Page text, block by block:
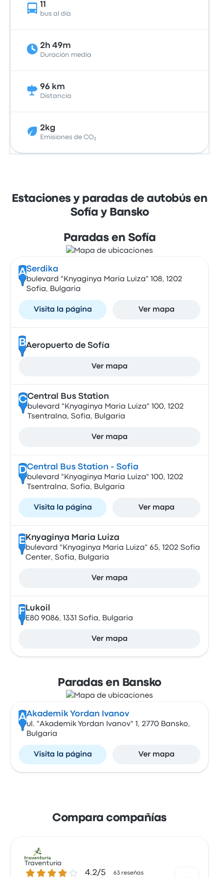
11
bus al día
2h 49m
Duración media
96 km
Distancia
2kg
Emisiones de CO₂
Estaciones y paradas de autobús en
Sofía y Bansko
Paradas en Sofía
ASerdika
bulevard "Knyaginya Maria Luiza" 108, 1202
Sofia, Bulgaria
Visita la página Ver mapa
BAeropuerto de Sofía
Ver mapa
CCentral Bus Station
bulevard "Knyaginya Maria Luiza" 100, 1202
Tsentralna, Sofia, Bulgaria
Ver mapa
DCentral Bus Station - Sofia
bulevard "Knyaginya Maria Luiza" 100, 1202
Tsentralna, Sofia, Bulgaria
Visita la página Ver mapa
E Knyaginya Maria Luiza
bulevard "Knyaginya Maria Luiza" 65, 1202 Sofia
Center, Sofia, Bulgaria
Ver mapa
F Lukoil
E80 9086, 1331 Sofia, Bulgaria
Ver mapa
Paradas en Bansko
AAkademik Yordan Ivanov
ul. "Akademik Yordan Ivanov" 1, 2770 Bansko,
Bulgaria
Visita la página Ver mapa
Compara compañías
Traventuria
4.2 sobre 5 estrellas
4.2/5 63 reseñas